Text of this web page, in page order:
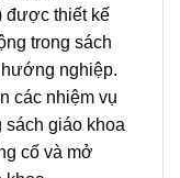
được thiết kế
trong sách
nghiệp.
các nhiệm vụ
sách giáo khoa
cố và mở